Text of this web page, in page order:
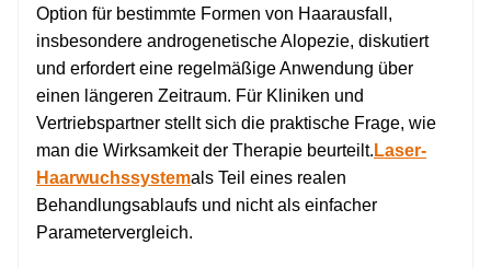
Option für bestimmte Formen von Haarausfall,
insbesondere androgenetische Alopezie, diskutiert
und erfordert eine regelmäßige Anwendung über
einen längeren Zeitraum. Für Kliniken und
Vertriebspartner stellt sich die praktische Frage, wie
man die Wirksamkeit der Therapie beurteilt. Laser-
Haarwuchssystemals Teil eines realen
Behandlungsablaufs und nicht als einfacher
Parametervergleich.